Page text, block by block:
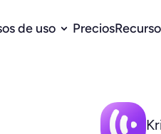
de uso Precios